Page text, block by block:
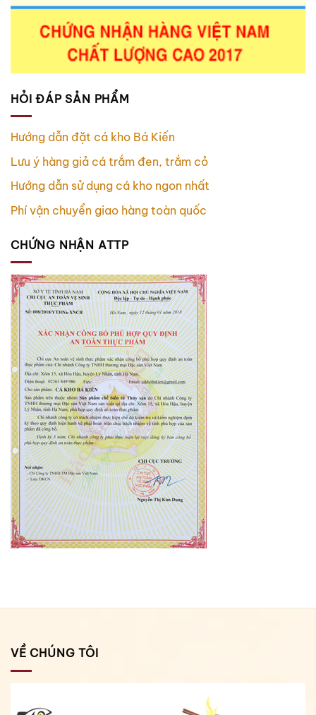
HỎI ĐÁP SẢN PHẨM
Hướng dẫn đặt cá kho Bá Kiến
Lưu ý hàng giả cá trắm đen, trắm cỏ
Hướng dẫn sử dụng cá kho ngon nhất
Phí vận chuyển giao hàng toàn quốc
CHỨNG NHẬN ATTP
VỀ CHÚNG TÔI